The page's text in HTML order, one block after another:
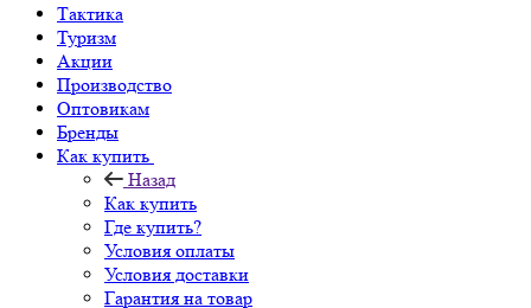
Тактика
Туризм
Акции
Производство
Оптовикам
Бренды
Как купить
Назад
Как купить
Где купить?
Условия оплаты
Условия доставки
Гарантия на товар